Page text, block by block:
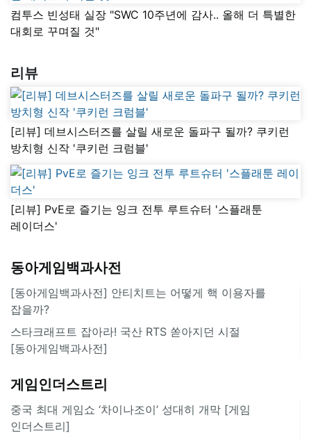
컴투스 빈성태 실장 "SWC 10주년에 감사.. 올해 더 특별한
대회로 꾸며질 것"
리뷰
[리뷰] 데브시스터즈를 살릴 새로운 돌파구 될까? 쿠키런
방치형 신작 '쿠키런 크럼블'
[리뷰] PvE로 즐기는 잉크 전투 루트슈터 '스플래툰
레이더스'
동아게임백과사전
[동아게임백과사전] 안티치트는 어떻게 핵 이용자를
잡을까?
스타크래프트 잡아라! 국산 RTS 쏟아지던 시절
[동아게임백과사전]
게임인더스트리
중국 최대 게임쇼 ‘차이나조이’ 성대히 개막 [게임
인더스트리]